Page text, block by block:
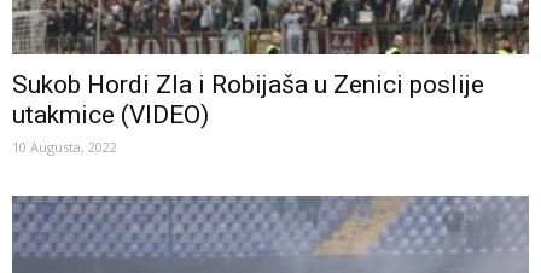
Sukob Hordi Zla i Robijaša u Zenici poslije
utakmice (VIDEO)
10 Augusta, 2022